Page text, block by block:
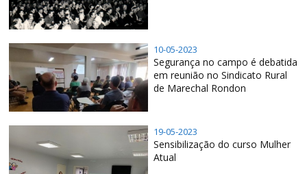
10-05-2023
Segurança no campo é debatida
em reunião no Sindicato Rural
de Marechal Rondon
19-05-2023
Sensibilização do curso Mulher
Atual